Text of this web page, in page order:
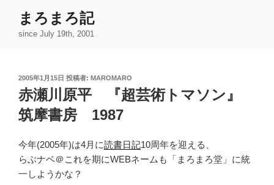
まろまろ記
since July 19th, 2001
投
稿
日:
2005年1月15日 投稿者: MAROMARO
赤瀬川原平 『超芸術トマソン』
筑摩書房 1987
今年(2005年)は4月に読書日記10周年を迎える、
らぶナベ＠これを期にWEBネームも「まろまろ堂」に統
一しようかな？